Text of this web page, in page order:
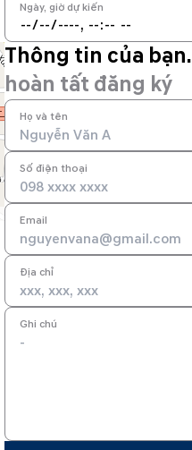
Ngày, giờ dự kiến
Thông tin của bạn.
hoàn tất đăng ký
Họ và tên
Số điện thoại
Email
Địa chỉ
Ghi chú